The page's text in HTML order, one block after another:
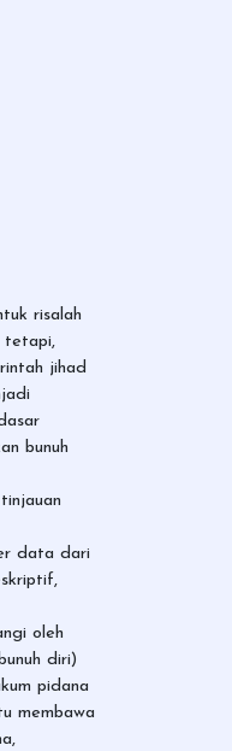
risalah
tetapi,
jihad
bunuh
data dari
oleh
diri)
pidana
membawa